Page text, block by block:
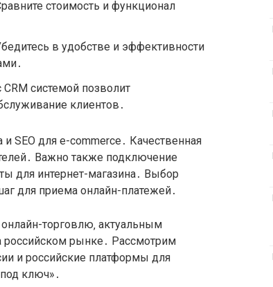
стоимость и функционал
в удобстве и эффективности
CRM системой позволит
клиентов․
SEO для e-commerce․ Качественная
Важно также подключение
для интернет-магазина․ Выбор
для приема онлайн-платежей․
торговлю‚ актуальным
российском рынке․ Рассмотрим
и российские платформы для
ключ»․